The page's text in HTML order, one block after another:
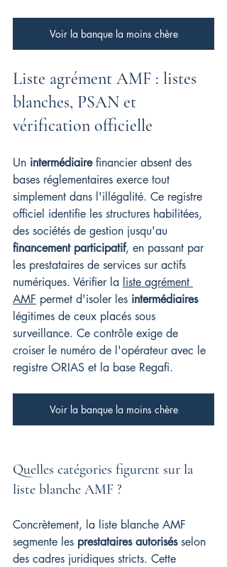
Voir la banque la moins chère
Liste agrément AMF : listes
blanches, PSAN et
vérification officielle
Un intermédiaire financier absent des
bases réglementaires exerce tout
simplement dans l'illégalité. Ce registre
officiel identifie les structures habilitées,
des sociétés de gestion jusqu'au
financement participatif, en passant par
les prestataires de services sur actifs
numériques. Vérifier la liste agrément
AMF permet d'isoler les intermédiaires
légitimes de ceux placés sous
surveillance. Ce contrôle exige de
croiser le numéro de l'opérateur avec le
registre ORIAS et la base Regafi.
Voir la banque la moins chère
Quelles catégories figurent sur la
liste blanche AMF ?
Concrètement, la liste blanche AMF
segmente les prestataires autorisés selon
des cadres juridiques stricts. Cette